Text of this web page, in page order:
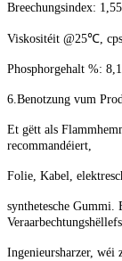
Breechungsindex:
Viskositéit @25℃,
Phosphorgehalt %:
6.Benotzung vum
Et gëtt als
recommandéiert,
Folie, Kabel,
synthetesche Gummi.
Ingenieursharzer, wéi